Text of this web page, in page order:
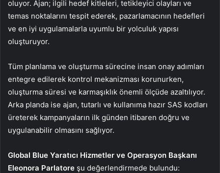
oluyor. Ajan; ilgili hedef kitleleri, tetikleyici olayları ve
temas noktalarını tespit ederek, pazarlamacının hedefleri
ve en iyi uygulamalarla uyumlu bir yolculuk yapısı
oluşturuyor.
Tüm planlama ve oluşturma sürecine insan onay adımları
entegre edilerek kontrol mekanizması korunurken,
oluşturma süresi ve karmaşıklık önemli ölçüde azaltılıyor.
Arka planda ise ajan, tutarlı ve kullanıma hazır SAS kodları
üreterek kampanyaların ilk günden itibaren doğru ve
uygulanabilir olmasını sağlıyor.
Global Blue Yaratıcı Hizmetler ve Operasyon Başkanı
Eleonora Parlatore şu değerlendirmede bulundu: